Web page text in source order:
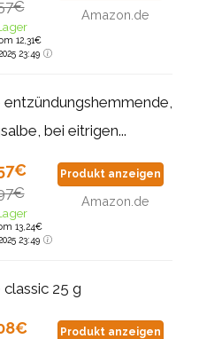
12,31€
23:49
Amazon.de
bei eitrigen...
13,24€
23:49
Produkt anzeigen
Amazon.de
25 g
Produkt anzeigen